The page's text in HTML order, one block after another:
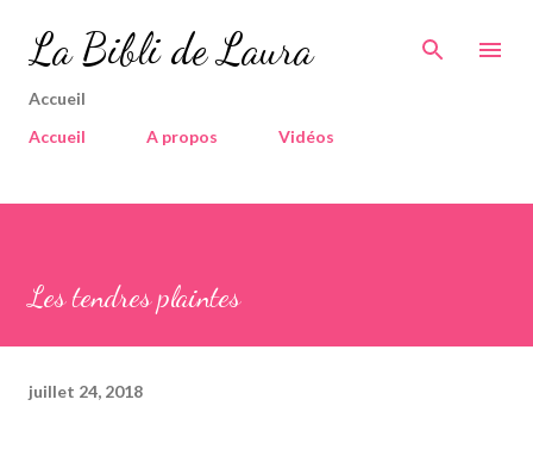
Accéder au contenu principal
La Bibli de Laura
Accueil
Accueil
A propos Vidéos
Les tendres plaintes
juillet 24, 2018